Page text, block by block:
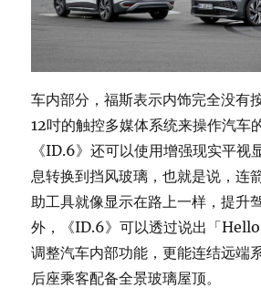
车内部分，福斯表示内饰完全没有
12吋的触控多媒体系统来操作汽车
《ID.6》还可以使用增强现实平视
息转换到挡风玻璃，也就是说，连
助工具就像显示在路上一样，提升
外，《ID.6》可以透过说出「
调整汽车内部功能，更能连结远端
后座乘客配备全景玻璃屋顶。